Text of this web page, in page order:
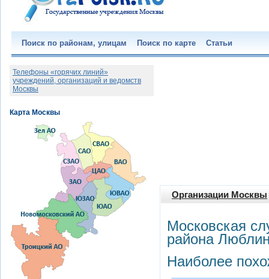
Поиск по районам, улицам Поиск по карте Статьи
Организации Москвы
Московская
района
Наиболее
Телефоны «горячих линий»
учреждений, организаций и ведомств
Москвы